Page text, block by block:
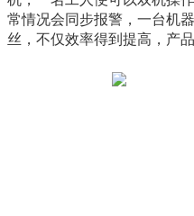
常情况会同步报警，一台机
丝，不仅效率得到提高，产